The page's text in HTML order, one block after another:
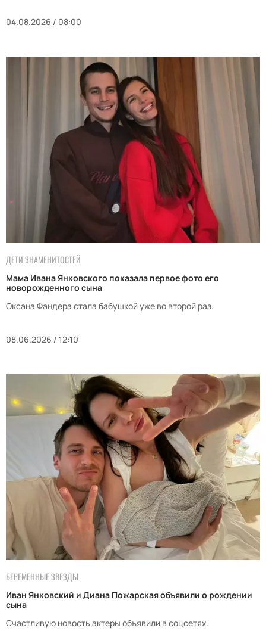
04.08.2026 / 08:00
ДЕТИ ЗНАМЕНИТОСТЕЙ
Мама Ивана Янковского показала первое фото его
новорожденного сына
Оксана Фандера стала бабушкой уже во второй раз.
08.06.2026 / 12:10
БЕРЕМЕННЫЕ ЗВЕЗДЫ
Иван Янковский и Диана Пожарская объявили о рождении
сына
Счастливую новость актеры объявили в соцсетях.